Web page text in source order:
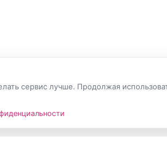
сервис лучше. Продолжая